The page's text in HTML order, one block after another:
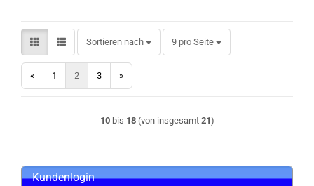
Sortieren nach
Sortieren nach 9 pro Seite
pro Seite
« 1 2 3 »
10bis 18(von insgesamt 21)
Kundenlogin